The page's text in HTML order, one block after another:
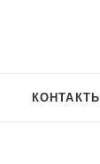
КОНТАКТЫ